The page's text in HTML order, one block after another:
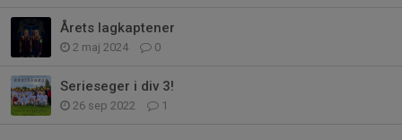
Årets lagkaptener
2 maj 2024 0
Serieseger i div 3!
26 sep 2022 1